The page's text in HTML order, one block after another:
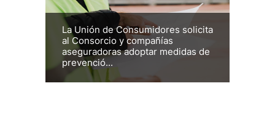
La Unión de Consumidores solicita
al Consorcio y compañías
aseguradoras adoptar medidas de
prevenció...